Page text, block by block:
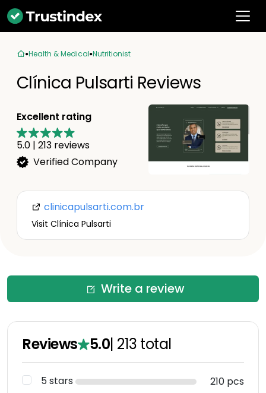
Health & Medical Nutritionist
Clínica Pulsarti Reviews
Excellent rating
5.0 | 213 reviews
Verified Company
clinicapulsarti.com.br
Visit Clínica Pulsarti
Write a review
Reviews 5.0| 213 total
5 stars
210 pcs